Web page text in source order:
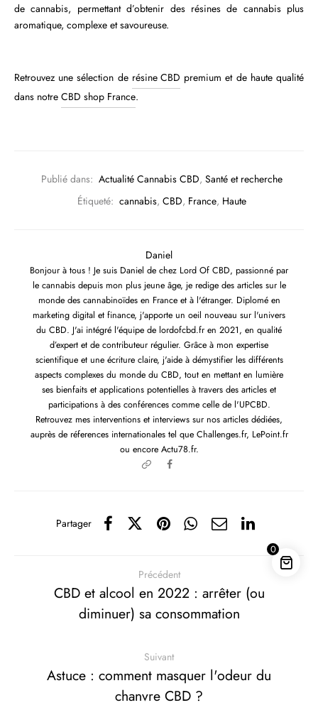
0
de cannabis, permettant d’obtenir des résines de cannabis plus
aromatique, complexe et savoureuse.
Retrouvez une sélection de résine CBD premium et de haute qualité
dans notre CBD shop France.
Publié dans: Actualité Cannabis CBD, Santé et recherche
Étiqueté: cannabis, CBD, France, Haute
Daniel
Bonjour à tous ! Je suis Daniel de chez Lord Of CBD, passionné par
le cannabis depuis mon plus jeune âge, je redige des articles sur le
monde des cannabinoïdes en France et à l'étranger. Diplomé en
marketing digital et finance, j'apporte un oeil nouveau sur l'univers
du CBD. J'ai intégré l'équipe de lordofcbd.fr en 2021, en qualité
d’expert et de contributeur régulier. Grâce à mon expertise
scientifique et une écriture claire, j'aide à démystifier les différents
aspects complexes du monde du CBD, tout en mettant en lumière
ses bienfaits et applications potentielles à travers des articles et
participations à des conférences comme celle de l'UPCBD.
Retrouvez mes interventions et interviews sur nos articles dédiées,
auprès de réferences internationales tel que Challenges.fr, LePoint.fr
ou encore Actu78.fr.
Partager
Précédent
CBD et alcool en 2022 : arrêter (ou
diminuer) sa consommation
Suivant
Astuce : comment masquer l'odeur du
chanvre CBD ?